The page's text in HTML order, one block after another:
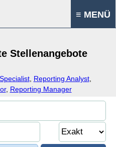
≡ MENÜ
Stellenangebote
, Reporting Analyst,
, Reporting Manager